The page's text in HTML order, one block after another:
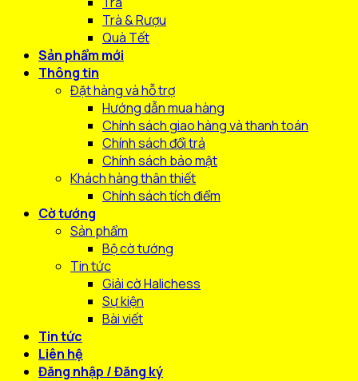
Trà & Rượu
Quà Tết
Sản phẩm mới
Thông tin
Đặt hàng và hỗ trợ
Hướng dẫn mua hàng
Chính sách giao hàng và thanh toán
Chính sách đổi trả
Chính sách bảo mật
Khách hàng thân thiết
Chính sách tích điểm
Cờ tướng
Sản phẩm
Bộ cờ tướng
Tin tức
Giải cờ Halichess
Sự kiện
Bài viết
Tin tức
Liên hệ
Đăng nhập / Đăng ký